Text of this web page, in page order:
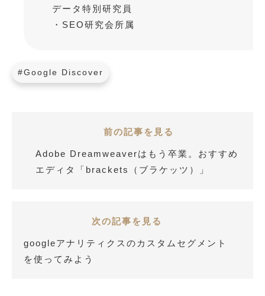
データ特別研究員
・SEO研究会所属
#Google Discover
前の記事を見る
Adobe Dreamweaverはもう卒業。おすすめ
エディタ「brackets（ブラケッツ）」
次の記事を見る
googleアナリティクスのカスタムセグメント
を使ってみよう